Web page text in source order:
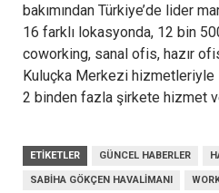
bakımından Türkiye’de lider
16 farklı lokasyonda, 12 bin
coworking, sanal ofis, hazır
Kuluçka Merkezi
2 binden fazla şirkete hizmet
ETIKETLER GÜNCEL HABERLER
SABIHA GÖKÇEN HAVALIMANI